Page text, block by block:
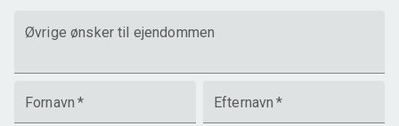
Øvrige ønsker til ejendommen
Fornavn * Efternavn *